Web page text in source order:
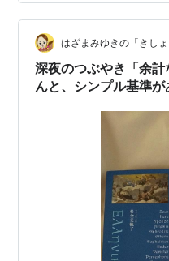
ら絶対この時間にでかい
を家に作るのが夢だった
と。 20代の頃に思い描い
ってたことほとんど叶っ
か。 だからこの前テレ
はざまみゆきの「きしょ
深夜のつぶやき「余
んと、シンプル基準が